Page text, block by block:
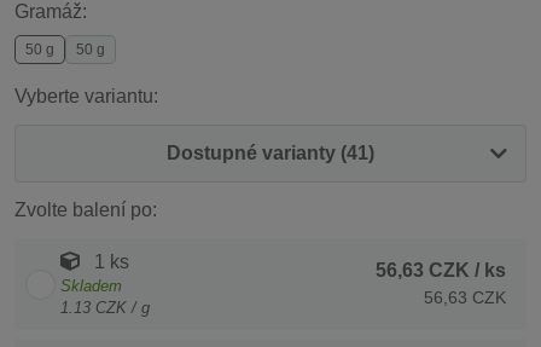
Gramáž:
50 g 50 g
Vyberte variantu:
Dostupné varianty (41)
Zvolte balení po:
1 ks
Skladem
1.13 CZK / g
56,63 CZK / ks
56,63 CZK